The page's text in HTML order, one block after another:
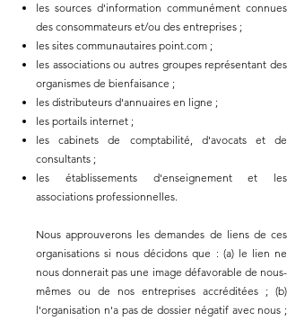
les sources d'information communément connues
des consommateurs et/ou des entreprises ;
les sites communautaires point.com ;
les associations ou autres groupes représentant des
organismes de bienfaisance ;
les distributeurs d'annuaires en ligne ;
les portails internet ;
les cabinets de comptabilité, d'avocats et de
consultants ;
les établissements d'enseignement et les
associations professionnelles.
Nous approuverons les demandes de liens de ces
organisations si nous décidons que : (a) le lien ne
nous donnerait pas une image défavorable de nous-
mêmes ou de nos entreprises accréditées ; (b)
l'organisation n'a pas de dossier négatif avec nous ;